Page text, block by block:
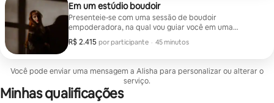
Em um estúdio boudoir
Presenteie-se com uma sessão de boudoir
empoderadora, na qual vou guiar você em uma
experiência que fará com que se sinta confiante em
sua pele.
R$ 2.415 por participante
R$ 2.415 por participante
, · 45 minutos
Você pode enviar uma mensagem a Alisha para personalizar ou alterar o
serviço.
Minhas qualificações